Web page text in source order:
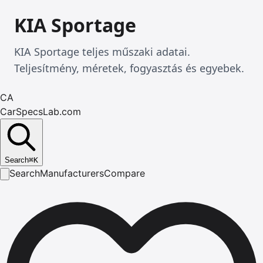
KIA Sportage
KIA Sportage teljes műszaki adatai.
Teljesítmény, méretek, fogyasztás és egyebek.
CA
CarSpecsLab.com
Search⌘K
SearchManufacturersCompare